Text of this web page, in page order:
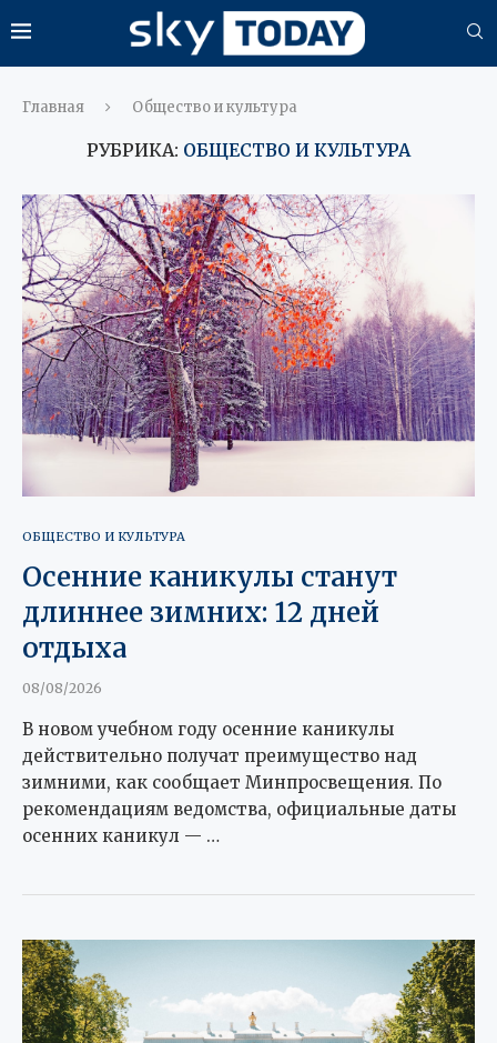
Главная Общество и культура
РУБРИКА: ОБЩЕСТВО И КУЛЬТУРА
ОБЩЕСТВО И КУЛЬТУРА
Осенние каникулы станут
длиннее зимних: 12 дней
отдыха
08/08/2026
В новом учебном году осенние каникулы
действительно получат преимущество над
зимними, как сообщает Минпросвещения. По
рекомендациям ведомства, официальные даты
осенних каникул — …